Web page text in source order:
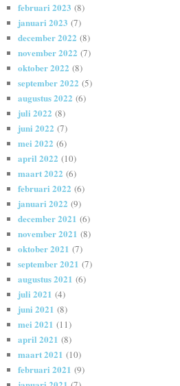
februari 2023 (8)
januari 2023 (7)
december 2022 (8)
november 2022 (7)
oktober 2022 (8)
september 2022 (5)
augustus 2022 (6)
juli 2022 (8)
juni 2022 (7)
mei 2022 (6)
april 2022 (10)
maart 2022 (6)
februari 2022 (6)
januari 2022 (9)
december 2021 (6)
november 2021 (8)
oktober 2021 (7)
september 2021 (7)
augustus 2021 (6)
juli 2021 (4)
juni 2021 (8)
mei 2021 (11)
april 2021 (8)
maart 2021 (10)
februari 2021 (9)